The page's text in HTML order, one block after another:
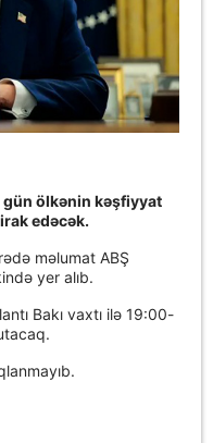
gün ölkənin kəşfiyyat
edəcək.
məlumat ABŞ
yer alıb.
Bakı vaxtı ilə 19:00-